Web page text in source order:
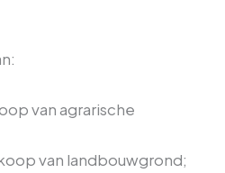
van agrarische
van landbouwgrond;